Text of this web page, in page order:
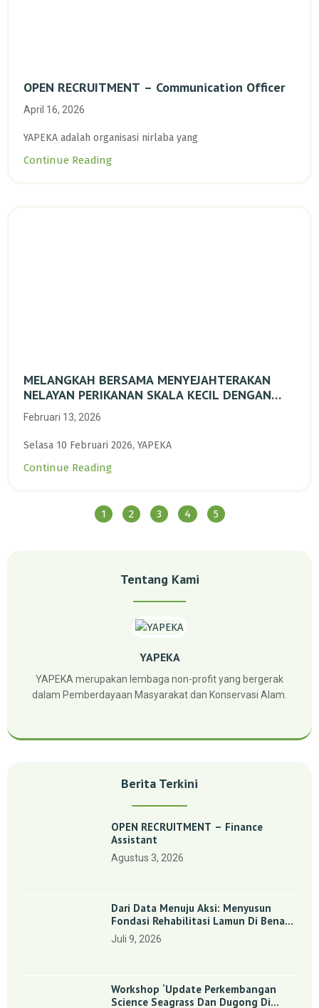
OPEN RECRUITMENT – Communication Officer
April 16, 2026
YAPEKA adalah organisasi nirlaba yang
Continue Reading
MELANGKAH BERSAMA MENYEJAHTERAKAN
NELAYAN PERIKANAN SKALA KECIL DENGAN
TRANSISI BERKELANJUTAN BERBASIS ALAM
Februari 13, 2026
Selasa 10 Februari 2026, YAPEKA
Continue Reading
1 2 3 4 5
Tentang Kami
YAPEKA
YAPEKA merupakan lembaga non-profit yang bergerak
dalam Pemberdayaan Masyarakat dan Konservasi Alam.
Berita Terkini
OPEN RECRUITMENT – Finance
Assistant
Agustus 3, 2026
Dari Data Menuju Aksi: Menyusun
Fondasi Rehabilitasi Lamun Di Benan
Dan Sebong Lagoi, Kepulauan Riau
Juli 9, 2026
Workshop ‘Update Perkembangan
Science Seagrass Dan Dugong Di